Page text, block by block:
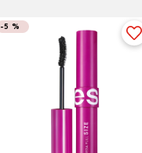
-5 %